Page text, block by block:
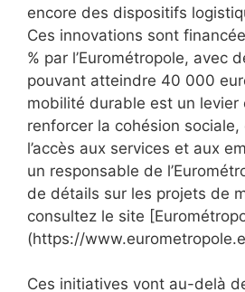
encore des dispositifs
Ces innovations sont
% par l’Eurométropole, avec
pouvant atteindre 40 000
mobilité durable est un levier
renforcer la cohésion
l’accès aux services et aux
un responsable de
de détails sur les projets de
consultez le site
(https://
Ces initiatives vont au-delà